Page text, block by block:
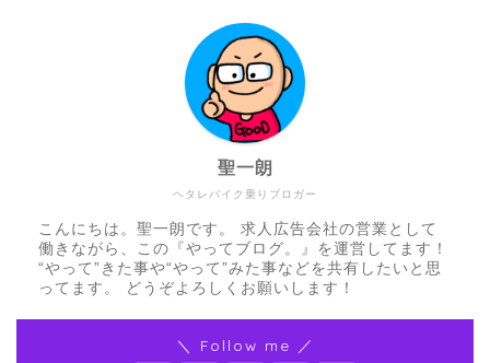
ヘタレバイク乗りブロガー
聖一朗
こんにちは。聖一朗です。 求人広告会社の営業として
働きながら、この『やってブログ。』を運営してます！
“やって”きた事や“やって”みた事などを共有したいと思
ってます。 どうぞよろしくお願いします！
＼ Follow me ／